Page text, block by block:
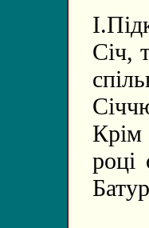
Січ,
Крім
році